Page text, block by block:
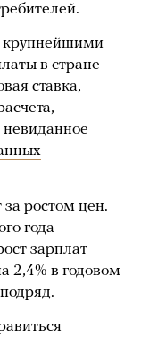
крупнейшими
в стране
ставка,
ростом цен.
года
зарплат
2,4% в годовом